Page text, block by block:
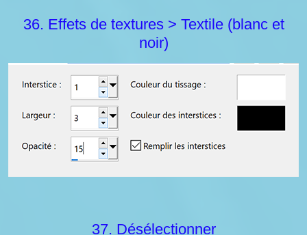
36. Effets de textures > Textile (blanc et
noir)
37. Désélectionner